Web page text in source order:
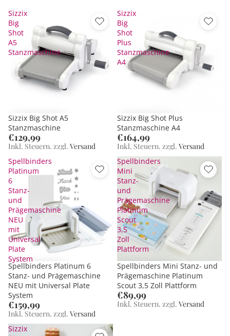
Sizzix
Big
Shot
A5
Stanzmaschine
Sizzix Big Shot A5
Stanzmaschine
€129,99
Inkl. Steuern. zzgl. Versand
Sizzix
Big
Shot
Plus
Stanzmaschine
A4
Sizzix Big Shot Plus
Stanzmaschine A4
€164,99
Inkl. Steuern. zzgl. Versand
Spellbinders
Platinum
6
Stanz-
und
Prägemaschine
NEU
mit
Universal
Plate
System
Spellbinders Platinum 6
Stanz- und Prägemaschine
NEU mit Universal Plate
System
€159,99
Inkl. Steuern. zzgl. Versand
Spellbinders
Mini
Stanz-
und
Prägemaschine
Platinum
Scout
3,5
Zoll
Plattform
Spellbinders Mini Stanz- und
Prägemaschine Platinum
Scout 3,5 Zoll Plattform
€89,99
Inkl. Steuern. zzgl. Versand
Sizzix